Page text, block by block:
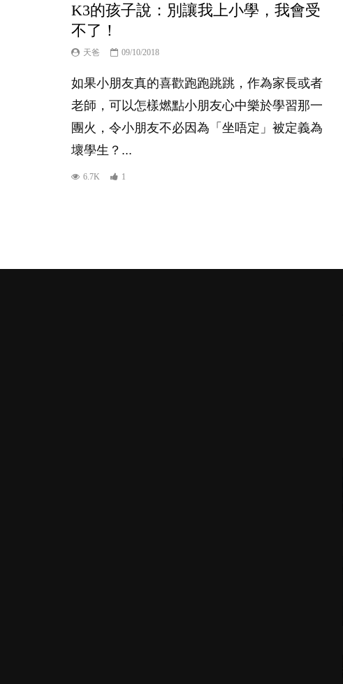
K3的孩子說：別讓我上小學，我會受
不了！
天爸 09/10/2018
如果小朋友真的喜歡跑跑跳跳，作為家長或者
老師，可以怎樣燃點小朋友心中樂於學習那一
團火，令小朋友不必因為「坐唔定」被定義為
壞學生？...
6.7K 1